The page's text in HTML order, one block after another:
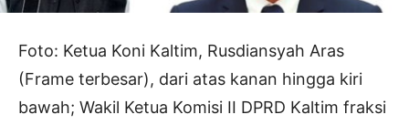
Foto: Ketua Koni Kaltim, Rusdiansyah Aras
(Frame terbesar), dari atas kanan hingga kiri
bawah; Wakil Ketua Komisi II DPRD Kaltim fraksi